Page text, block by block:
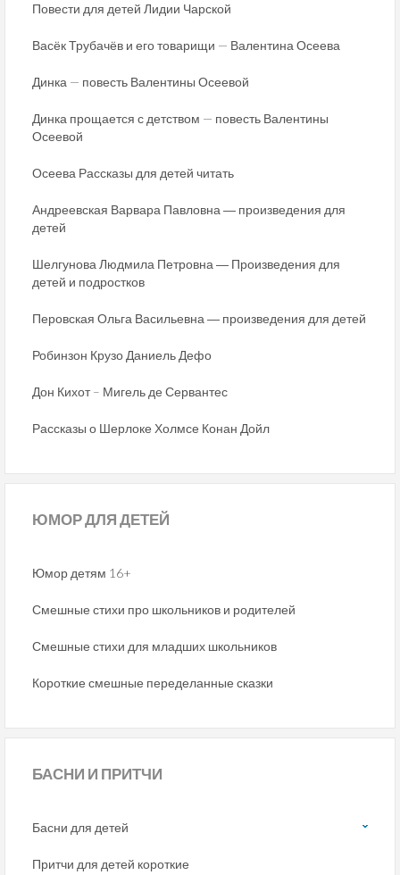
Повести для детей Лидии Чарской
Васёк Трубачёв и его товарищи — Валентина Осеева
Динка — повесть Валентины Осеевой
Динка прощается с детством — повесть Валентины
Осеевой
Осеева Рассказы для детей читать
Андреевская Варвара Павловна ― произведения для
детей
Шелгунова Людмила Петровна ― Произведения для
детей и подростков
Перовская Ольга Васильевна ― произведения для детей
Робинзон Крузо Даниель Дефо
Дон Кихот – Мигель де Сервантес
Рассказы о Шерлоке Холмсе Конан Дойл
ЮМОРДЛЯ ДЕТЕЙ
Юмор детям 16+
Смешные стихи про школьников и родителей
Смешные стихи для младших школьников
Короткие смешные переделанные сказки
БАСНИ И ПРИТЧИ
Басни для детей
Притчи для детей короткие